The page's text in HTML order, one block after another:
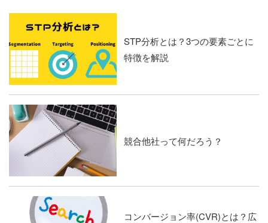
STP分析とは？3つの要素ごとに
特徴を解説
競合他社って何だろう？
コンバージョン率(CVR)とは？広